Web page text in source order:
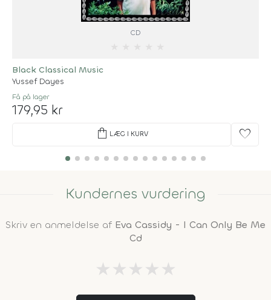
CD
Black Classical Music
Yussef Dayes
Få på lager
179,95 kr
shopping_bag LÆG I KURV favorite
Kundernes vurdering
Skriv en anmeldelse af Eva Cassidy - I Can Only Be Me
Cd
★ ★ ★ ★ ★